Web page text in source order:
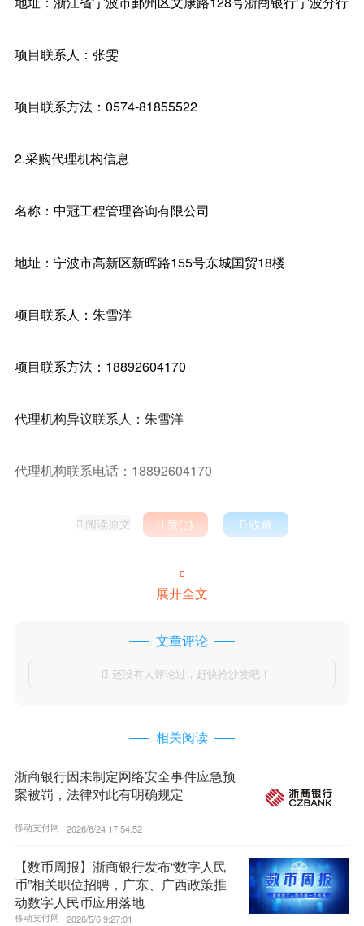
项目联系人：张雯
项目联系方法：0574-81855522
2.采购代理机构信息
名称：中冠工程管理咨询有限公司
地址：宁波市高新区新晖路155号东城国贸18楼
项目联系人：朱雪洋
项目联系方法：18892604170
代理机构异议联系人：朱雪洋
代理机构联系电话：18892604170
 阅读原文  赞()  收藏

展开全文
文章评论
 还没有人评论过，赶快抢沙发吧！
相关阅读
浙商银行因未制定网络安全事件应急预
案被罚，法律对此有明确规定
移动支付网 | 2026/6/24 17:54:52
【数币周报】浙商银行发布“数字人民
币”相关职位招聘，广东、广西政策推
动数字人民币应用落地
移动支付网 | 2026/5/6 9:27:01